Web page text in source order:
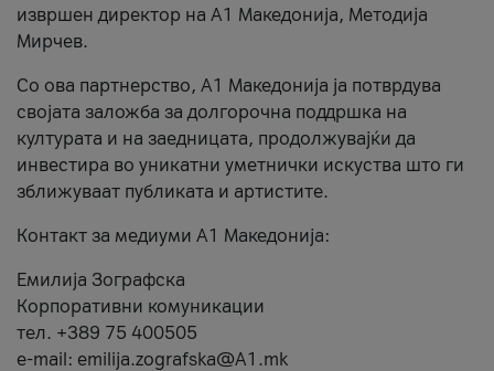
извршен директор на A1 Македонија, Методија
Мирчев.
Со ова партнерство, A1 Македонија ја потврдува
својата заложба за долгорочна поддршка на
културата и на заедницата, продолжувајќи да
инвестира во уникатни уметнички искуства што ги
зближуваат публиката и артистите.
Контакт за медиуми А1 Македонија:
Емилија Зографска
Корпоративни комуникации
тел. +389 75 400505
e-mail: emilija.zografska@A1.mk